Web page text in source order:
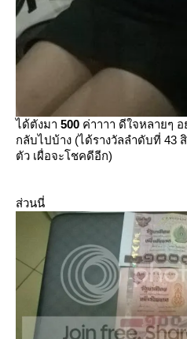
ได้ตังมา 500 ค่าาาา ดีใจหลายๆ
กลับไปบ้าง (ได้รางวัลลำดับที่ 43
ตัว เผื่อจะโชคดีอีก)
ส่วนนี่